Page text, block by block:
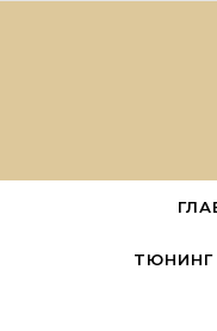
ТЮНИНГ